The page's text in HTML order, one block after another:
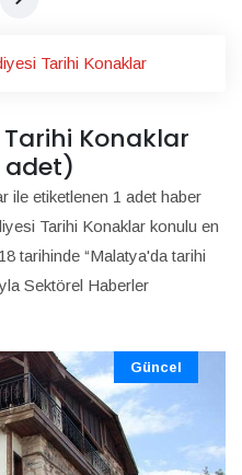
Tarihi Konaklar
Konaklar
adet)
ile etiketlenen 1 adet haber
Tarihi Konaklar konulu en
tarihinde “Malatya'da tarihi
Sektörel Haberler
Güncel